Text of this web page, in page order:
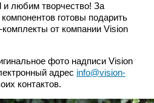
любим творчество! За
готовы подарить
от компании Vision
фото надписи Vision
адрес info@vision-
контактов.